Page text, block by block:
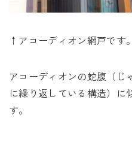
↑アコーディオン網戸です。
アコーディオンの蛇腹（じ
に繰り返している構造）に
す。